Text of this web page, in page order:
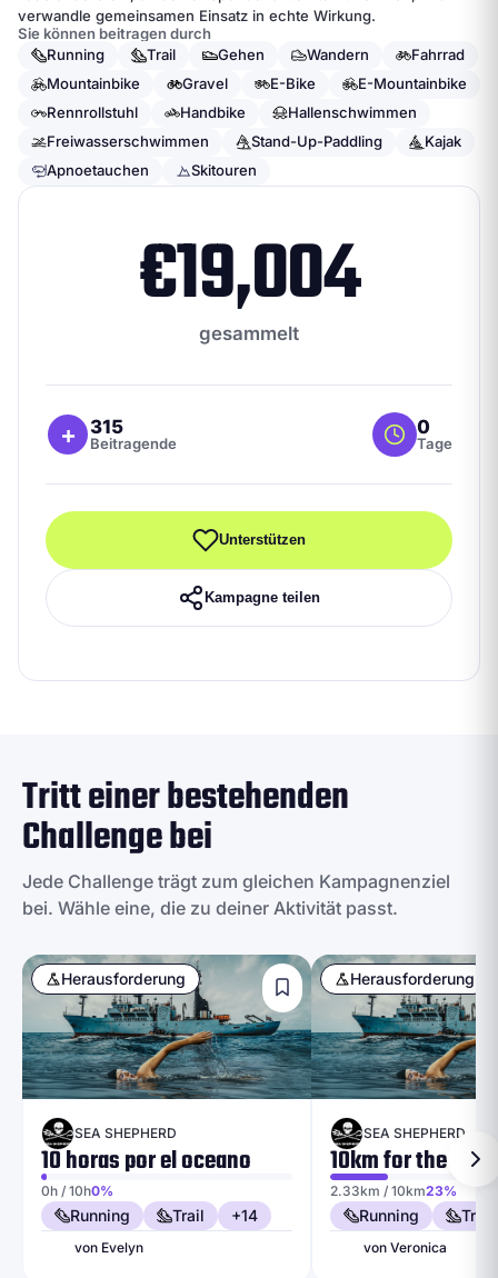
verwandle gemeinsamen Einsatz in echte Wirkung.
Sie können beitragen durch
Running
Trail Gehen Wandern
Fahrrad
Mountainbike
Gravel E-Bike
E-Mountainbike
Rennrollstuhl
Handbike
Hallenschwimmen
Freiwasserschwimmen
Stand-Up-Paddling
Kajak
Apnoetauchen
Skitouren
€19,004
gesammelt
+ 315
Beitragende
0
Tage
Unterstützen
Kampagne teilen
Tritt einer bestehenden
Challenge bei
Jede Challenge trägt zum gleichen Kampagnenziel
bei. Wähle eine, die zu deiner Aktivität passt.
Herausforderung
SEA SHEPHERD
10 horas por el oceano
0h / 10h0%
Running Trail +14
von Evelyn
Herausforderung
SEA SHEPHERD
10km for the
2.33km / 10km23%
Running Trail
von Veronica